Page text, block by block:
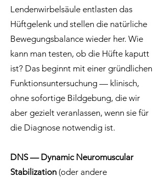
Lendenwirbelsäule entlasten das
Hüftgelenk und stellen die natürliche
Bewegungsbalance wieder her. Wie
kann man testen, ob die Hüfte kaputt
ist? Das beginnt mit einer gründlichen
Funktionsuntersuchung — klinisch,
ohne sofortige Bildgebung, die wir
aber gezielt veranlassen, wenn sie für
die Diagnose notwendig ist.
DNS — Dynamic Neuromuscular
Stabilization (oder andere